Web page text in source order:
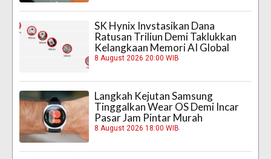
SK Hynix Invstasikan Dana
Ratusan Triliun Demi Taklukkan
Kelangkaan Memori AI Global
8 August 2026 20:00 WIB
Langkah Kejutan Samsung
Tinggalkan Wear OS Demi Incar
Pasar Jam Pintar Murah
8 August 2026 18:00 WIB